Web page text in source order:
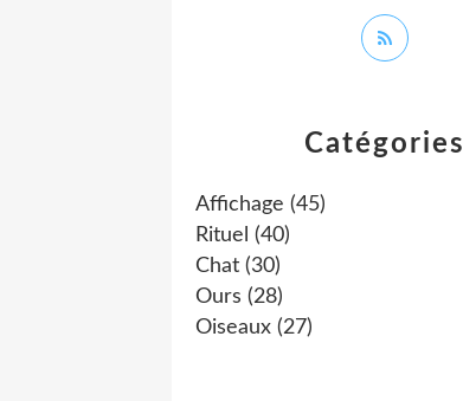
Catégories
Affichage (45)
Rituel (40)
Chat (30)
Ours (28)
Oiseaux (27)